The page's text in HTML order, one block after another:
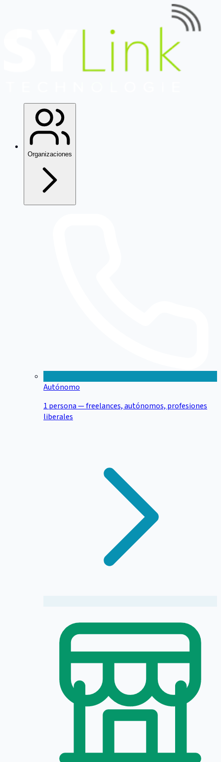
Organizaciones
Autónomo
1 persona — freelances, autónomos, profesiones
liberales